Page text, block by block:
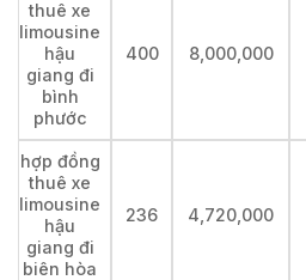
thuê xe
limousine
hậu
giang đi
bình
phước
400 8,000,000
hợp đồng
thuê xe
limousine
hậu
giang đi
biên hòa
236 4,720,000